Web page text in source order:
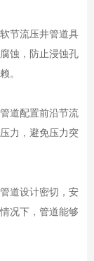
节流压井管道具
蚀，防止浸蚀孔
。
道配置前沿节流
力，避免压力突
道设计密切，安
况下，管道能够